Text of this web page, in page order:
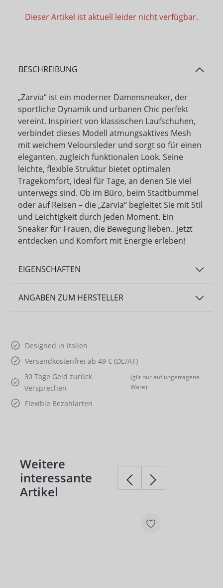
Dieser Artikel ist aktuell leider nicht verfügbar.
BESCHREIBUNG
„Zarvia“ ist ein moderner Damensneaker, der
sportliche Dynamik und urbanen Chic perfekt
vereint. Inspiriert von klassischen Laufschuhen,
verbindet dieses Modell atmungsaktives Mesh
mit weichem Veloursleder und sorgt so für einen
eleganten, zugleich funktionalen Look. Seine
leichte, flexible Struktur bietet optimalen
Tragekomfort, ideal für Tage, an denen Sie viel
unterwegs sind. Ob im Büro, beim Stadtbummel
oder auf Reisen – die „Zarvia“ begleitet Sie mit Stil
und Leichtigkeit durch jeden Moment. Ein
Sneaker für Frauen, die Bewegung lieben.. jetzt
entdecken und Komfort mit Energie erleben!
EIGENSCHAFTEN
ANGABEN ZUM HERSTELLER
Designed in Italien
Versandkostenfrei ab 49 € (DE/AT)
30 Tage Geld zurück
Versprechen
(gilt nur auf ungetragene
Ware)
Flexible Bezahlarten
Produktgalerie überspringen
Weitere
interessante
Artikel